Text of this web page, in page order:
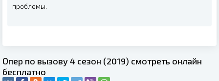
проблемы.
Опер по вызову 4 сезон (2019) смотреть онлайн
бесплатно